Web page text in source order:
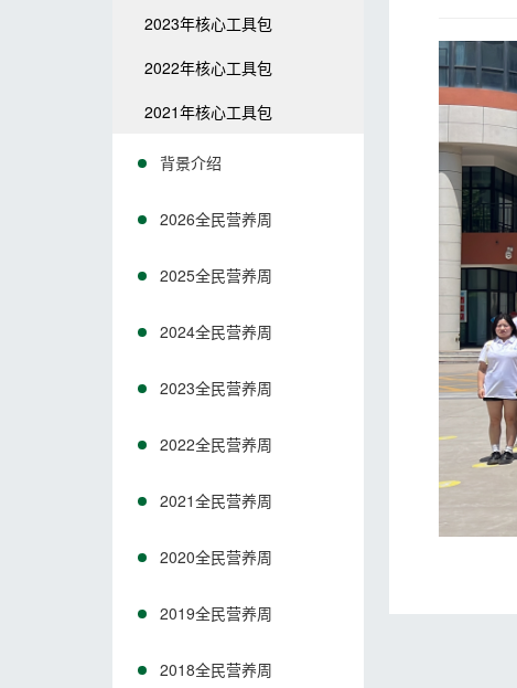
2023年核心工具包
2022年核心工具包
2021年核心工具包
背景介绍
2026全民营养周
2025全民营养周
2024全民营养周
2023全民营养周
2022全民营养周
2021全民营养周
2020全民营养周
2019全民营养周
2018全民营养周